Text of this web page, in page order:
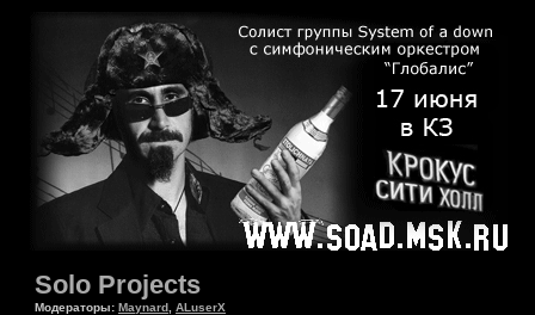
Solo Projects
Модераторы: Maynard ALuserX